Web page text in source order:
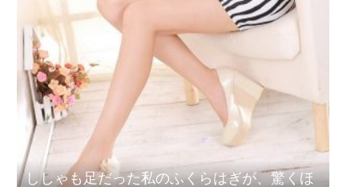
ししゃも足だった私のふくらはぎが、驚くほ